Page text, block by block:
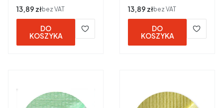
NIEBIESKIE
Cena
13,89 złbez VAT
DO
KOSZYKA
RÓZOWE
Cena
13,89 złbez VAT
DO
KOSZYKA